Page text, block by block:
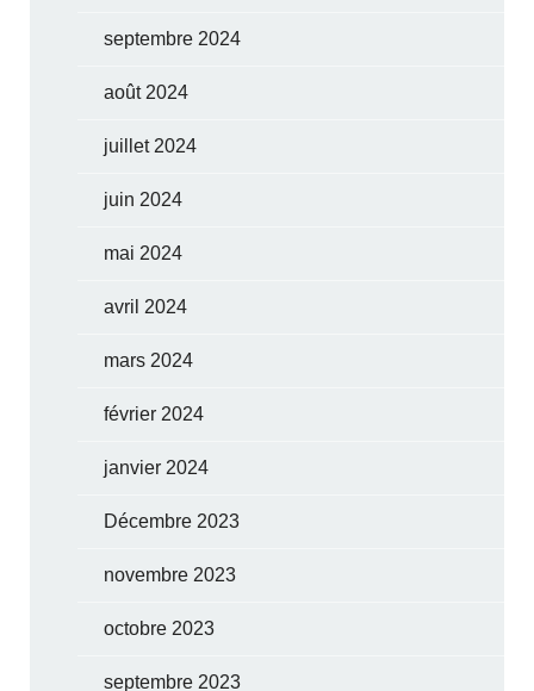
septembre 2024
août 2024
juillet 2024
juin 2024
mai 2024
avril 2024
mars 2024
février 2024
janvier 2024
Décembre 2023
novembre 2023
octobre 2023
septembre 2023